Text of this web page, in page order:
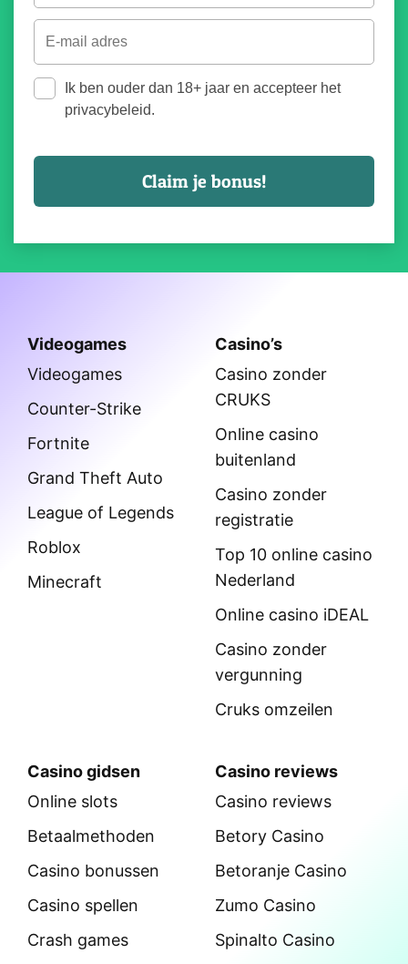
Ik ben ouder dan 18+ jaar en accepteer het
privacybeleid.
Videogames
Videogames
Counter-Strike
Fortnite
Grand Theft Auto
League of Legends
Roblox
Minecraft
Casino’s
Casino zonder
CRUKS
Online casino
buitenland
Casino zonder
registratie
Top 10 online casino
Nederland
Online casino iDEAL
Casino zonder
vergunning
Cruks omzeilen
Casino gidsen
Online slots
Betaalmethoden
Casino bonussen
Casino spellen
Crash games
Casino reviews
Casino reviews
Betory Casino
Betoranje Casino
Zumo Casino
Spinalto Casino